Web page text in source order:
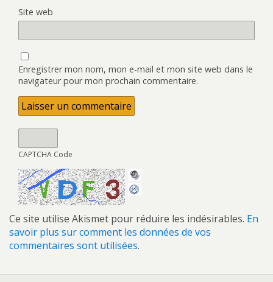
Site web
Enregistrer mon nom, mon e-mail et mon site web dans le
navigateur pour mon prochain commentaire.
CAPTCHA Code
Ce site utilise Akismet pour réduire les indésirables. En
savoir plus sur comment les données de vos
commentaires sont utilisées.